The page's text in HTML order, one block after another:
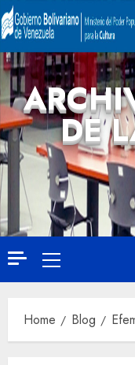
DE
Home Blog